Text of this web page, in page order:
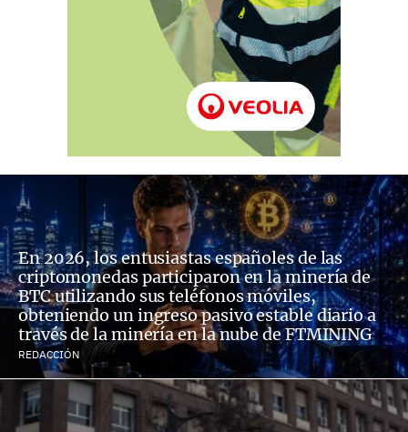
En 2026, los entusiastas españoles de las
criptomonedas participaron en la minería de
BTC utilizando sus teléfonos móviles,
obteniendo un ingreso pasivo estable diario a
través de la minería en la nube de FTMINING
REDACCIÓN